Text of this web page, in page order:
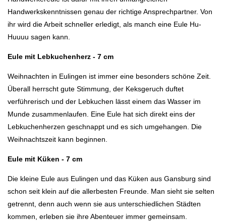
Handwerkskenntnissen genau der richtige Ansprechpartner. Von
ihr wird die Arbeit schneller erledigt, als manch eine Eule Hu-
Huuuu sagen kann.
Eule mit Lebkuchenherz - 7 cm
Weihnachten in Eulingen ist immer eine besonders schöne Zeit.
Überall herrscht gute Stimmung, der Keksgeruch duftet
verführerisch und der Lebkuchen lässt einem das Wasser im
Munde zusammenlaufen. Eine Eule hat sich direkt eins der
Lebkuchenherzen geschnappt und es sich umgehangen. Die
Weihnachtszeit kann beginnen.
Eule mit Küken - 7 cm
Die kleine Eule aus Eulingen und das Küken aus Gansburg sind
schon seit klein auf die allerbesten Freunde. Man sieht sie selten
getrennt, denn auch wenn sie aus unterschiedlichen Städten
kommen, erleben sie ihre Abenteuer immer gemeinsam.